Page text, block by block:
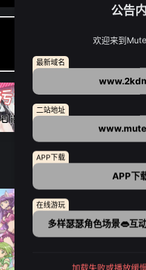
APP
公告
欢迎来到
最新域名
二站地址
APP下载
APP下
在线游玩
多样瑟瑟角色场景👄互
加载失败或播放缓